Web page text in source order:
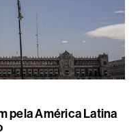
pela América Latina